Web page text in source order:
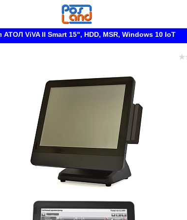
ViVA II Smart 15", HDD, MSR, Windows 10 IoT